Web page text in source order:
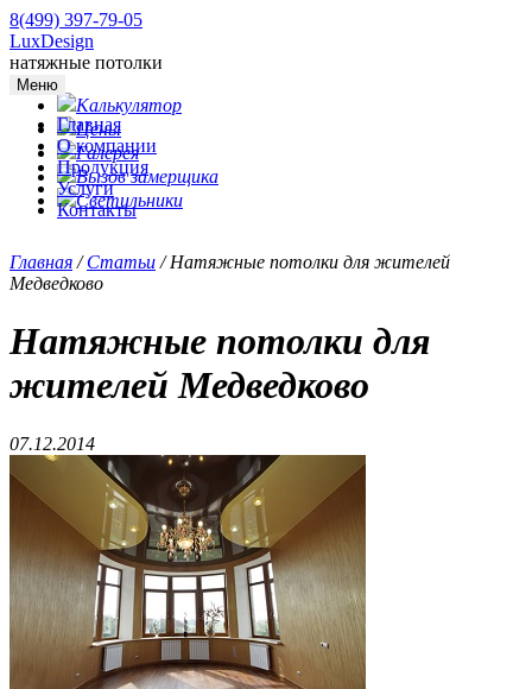
8(499) 397-79-05
LuxDesign
натяжные потолки
Меню
Главная
О компании
Продукция
Услуги
Контакты
Калькулятор
Цены
Галерея
Вызов замерщика
Светильники
Главная /Статьи /Натяжные потолки для жителей
Медведково
Натяжные потолки для
жителей Медведково
07.12.2014